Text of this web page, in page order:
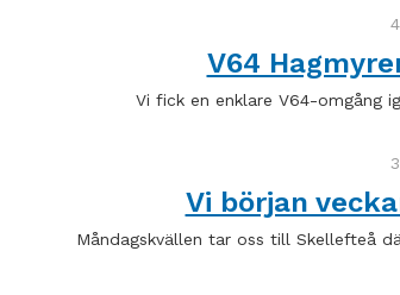
V64
Vi fick en enklare V64-omgång
Vi början
Måndagskvällen tar oss till Skellefteå